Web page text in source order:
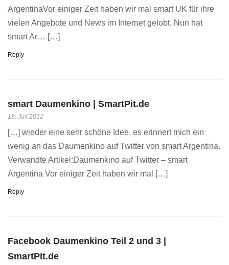
ArgentinaVor einiger Zeit haben wir mal smart UK für ihre
vielen Angebote und News im Internet gelobt. Nun hat
smart Ar… […]
Reply
smart Daumenkino | SmartPit.de
18. Juli 2012
[…] wieder eine sehr schöne Idee, es erinnert mich ein
wenig an das Daumenkino auf Twitter von smart Argentina.
Verwandte Artikel:Daumenkino auf Twitter – smart
Argentina Vor einiger Zeit haben wir mal […]
Reply
Facebook Daumenkino Teil 2 und 3 |
SmartPit.de